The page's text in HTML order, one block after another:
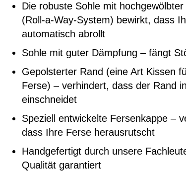
Die robuste Sohle mit
(Roll-a-Way-System) bewirkt, dass
automatisch abrollt
Sohle mit guter Dämpfung – fängt
Gepolsterter Rand (eine Art Kissen
Ferse) – verhindert, dass der Rand
einschneidet
Speziell entwickelte Fersenkappe –
dass Ihre Ferse herausrutscht
Handgefertigt durch unsere
Qualität garantiert